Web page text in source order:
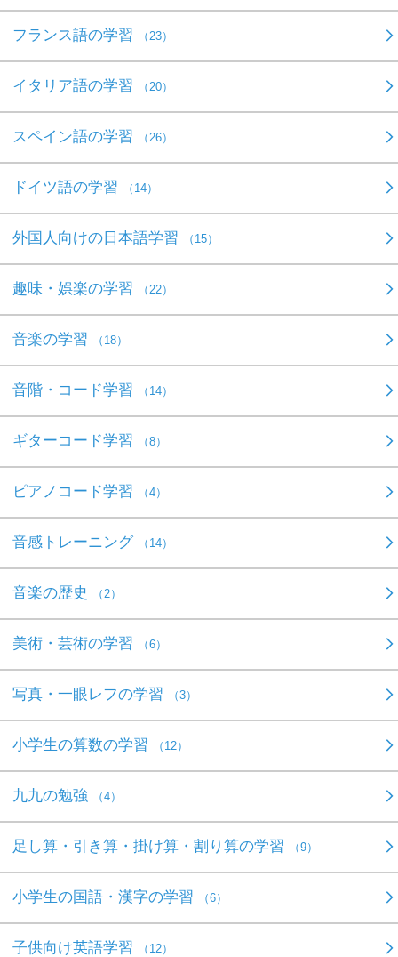
フランス語の学習 （23）
イタリア語の学習 （20）
スペイン語の学習 （26）
ドイツ語の学習 （14）
外国人向けの日本語学習 （15）
趣味・娯楽の学習 （22）
音楽の学習 （18）
音階・コード学習 （14）
ギターコード学習 （8）
ピアノコード学習 （4）
音感トレーニング （14）
音楽の歴史 （2）
美術・芸術の学習 （6）
写真・一眼レフの学習 （3）
小学生の算数の学習 （12）
九九の勉強 （4）
足し算・引き算・掛け算・割り算の学習 （9）
小学生の国語・漢字の学習 （6）
子供向け英語学習 （12）